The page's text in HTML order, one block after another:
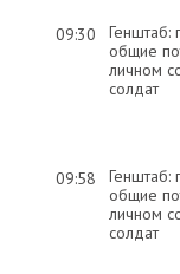
09:30
Генштаб:
общие
личном
солдат
09:58
Генштаб:
общие
личном
солдат